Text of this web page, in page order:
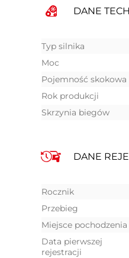
DANE
Typ silnika
Moc
Pojemność skokowa
Rok produkcji
Skrzynia biegów
DANE
Rocznik
Przebieg
Miejsce pochodzenia
Data pierwszej
rejestracji